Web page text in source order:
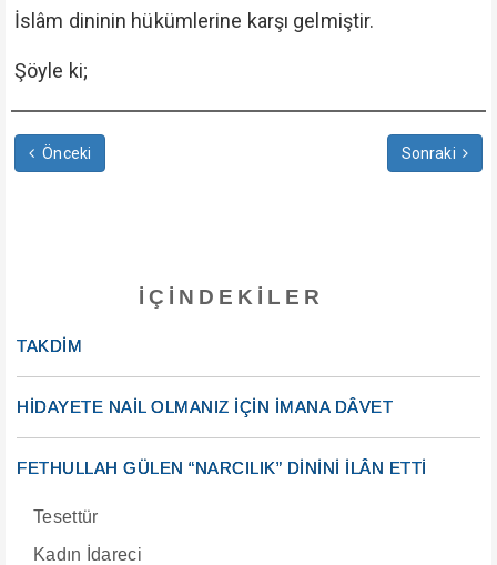
İslâm dininin hükümlerine karşı gelmiştir.
Şöyle ki;
Önceki Sonraki
İÇINDEKILER
TAKDİM
HİDAYETE NAİL OLMANIZ İÇİN İMANA DÂVET
FETHULLAH GÜLEN “NARCILIK” DİNİNİ İLÂN ETTİ
Tesettür
Kadın İdareci